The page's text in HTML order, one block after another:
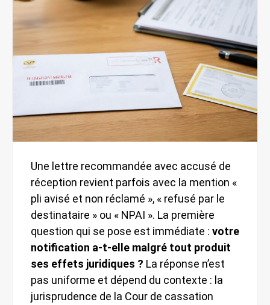
Une lettre recommandée avec accusé de
réception revient parfois avec la mention «
pli avisé et non réclamé », « refusé par le
destinataire » ou « NPAI ». La première
question qui se pose est immédiate : votre
notification a-t-elle malgré tout produit
ses effets juridiques ? La réponse n’est
pas uniforme et dépend du contexte : la
jurisprudence de la Cour de cassation